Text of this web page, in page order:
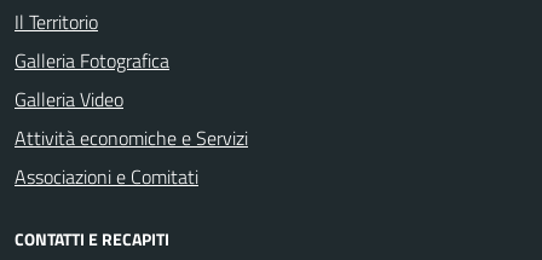
Il Territorio
Galleria Fotografica
Galleria Video
Attività economiche e Servizi
Associazioni e Comitati
CONTATTI E RECAPITI